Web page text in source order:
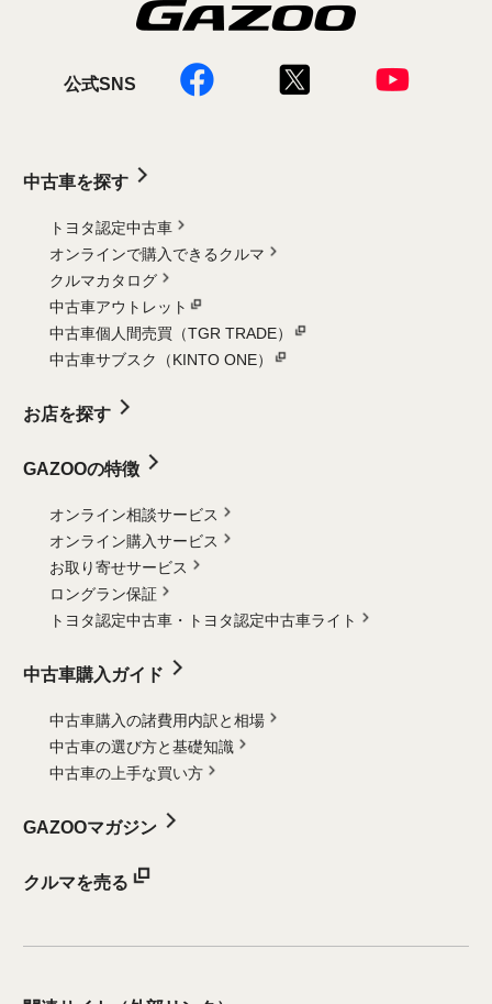
公式SNS
中古車を探す
トヨタ認定中古車
オンラインで購入できるクルマ
クルマカタログ
中古車アウトレット
中古車個人間売買（TGR TRADE）
中古車サブスク（KINTO ONE）
お店を探す
GAZOOの特徴
オンライン相談サービス
オンライン購入サービス
お取り寄せサービス
ロングラン保証
トヨタ認定中古車・
トヨタ認定中古車ライト
中古車購入ガイド
中古車購入の諸費用内訳と相場
中古車の選び方と基礎知識
中古車の上手な買い方
GAZOOマガジン
クルマを売る